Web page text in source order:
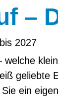
–
2027
geliebte
ein